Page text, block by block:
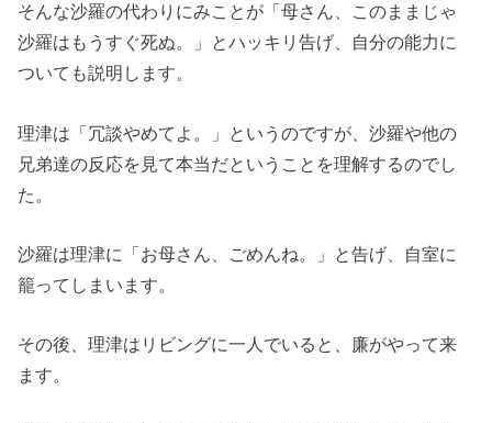
そんな沙羅の代わりにみことが「母さん、このままじゃ
沙羅はもうすぐ死ぬ。」とハッキリ告げ、自分の能力に
ついても説明します。
理津は「冗談やめてよ。」というのですが、沙羅や他の
兄弟達の反応を見て本当だということを理解するのでし
た。
沙羅は理津に「お母さん、ごめんね。」と告げ、自室に
籠ってしまいます。
その後、理津はリビングに一人でいると、廉がやって来
ます。